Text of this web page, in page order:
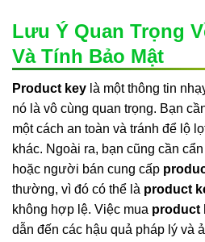
Lưu Ý Quan Trọng
Và Tính Bảo Mật
Product key là một thông tin
nó là vô cùng quan trọng. Bạn
một cách an toàn và tránh để lộ
khác. Ngoài ra, bạn cũng cần
hoặc người bán cung cấp
thường, vì đó có thể là product
không hợp lệ. Việc mua product
dẫn đến các hậu quả pháp lý và